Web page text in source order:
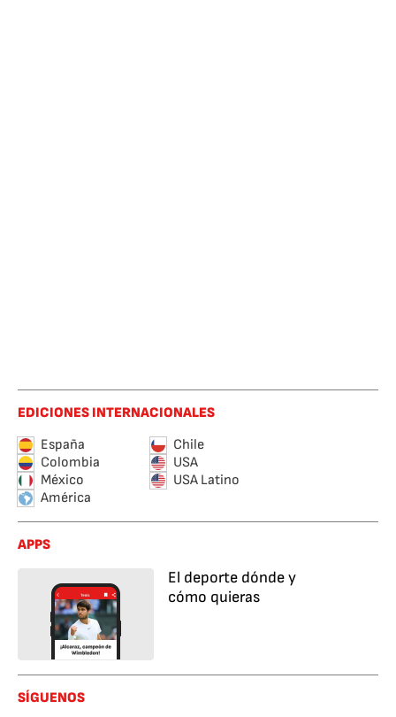
EDICIONES INTERNACIONALES
España
Chile
Colombia
USA
México
USA Latino
América
APPS
El deporte dónde y
cómo quieras
SÍGUENOS